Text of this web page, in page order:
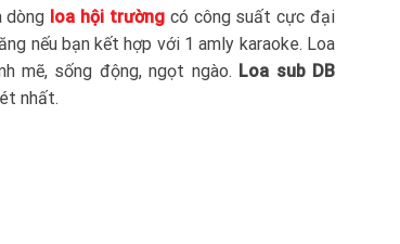
dòng loa hội trườngcó công suất cực đại
nếu bạn kết hợp với 1 amly karaoke. Loa
mẽ, sống động, ngọt ngào. Loa sub DB
nhất.